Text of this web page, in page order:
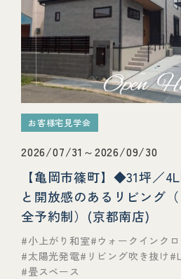
お客様宅見学会
2026/07/31～2026/09/30
【亀岡市篠町】◆31坪／
と開放感のあるリビング
全予約制）(京都南店)
小上がり和室 ウォークインク
太陽光発電
リビング吹き抜け
畳スペース